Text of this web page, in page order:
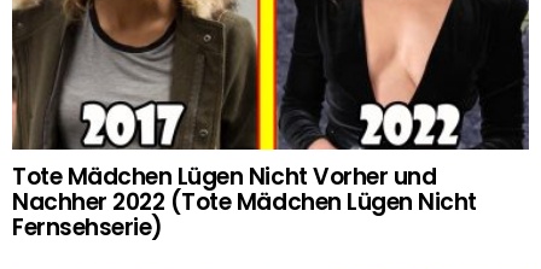
Tote Mädchen Lügen Nicht Vorher und
Nachher 2022 (Tote Mädchen Lügen Nicht
Fernsehserie)